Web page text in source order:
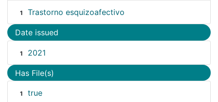
1 Trastorno esquizoafectivo
Date issued
1 2021
Has File(s)
1 true